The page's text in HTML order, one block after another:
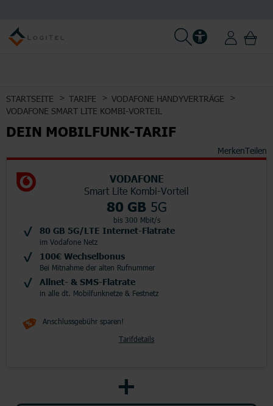
STARTSEITE TARIFE
VODAFONE HANDYVERTRÄGE
VODAFONE SMART LITE KOMBI-VORTEIL
DEIN MOBILFUNK-TARIF
MerkenTeilen
VODAFONE
Smart Lite Kombi-Vorteil
80 GB5G
bis 300 Mbit/s
80 GB 5G/LTE Internet-Flatrate
im Vodafone Netz
100€ Wechselbonus
Bei Mitnahme der alten Rufnummer
Allnet- & SMS-Flatrate
in alle dt. Mobilfunknetze & Festnetz
Anschlussgebühr sparen!
Tarifdetails